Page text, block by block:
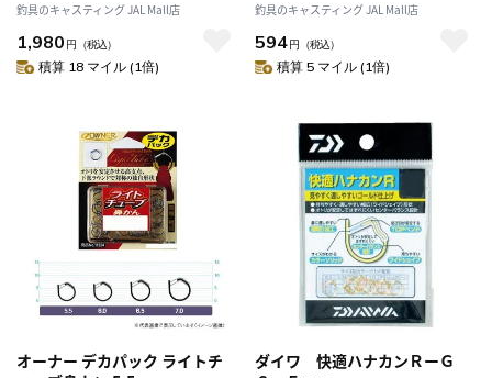
釣具のキャスティング JAL Mall店
1,980 円 （税込）
積算 18 マイル (1倍)
釣具のキャスティング JAL Mall店
594円 （税込）
積算 5 マイル (1倍)
オーナー デカパック ライトチ
ダイワ 快適ハナカンＲーＧ